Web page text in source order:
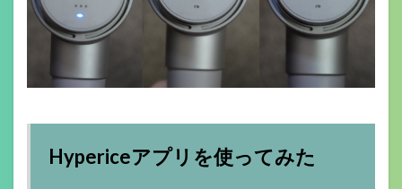
Hypericeアプリを使ってみた